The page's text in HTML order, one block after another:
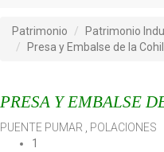
Patrimonio
Patrimonio
Presa y Embalse de la
PRESA Y EMBALSE
PUENTE PUMAR
POLACIONES
1